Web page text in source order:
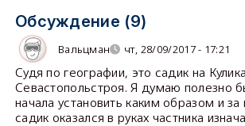
Обсуждение (9)
Вальцман чт, 28/09/2017 - 17:21
Судя по географии, это садик на
Севастопольстроя. Я думаю полезно
начала установить каким образом и за
садик оказался в руках частника